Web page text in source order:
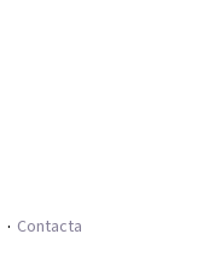
Contacta